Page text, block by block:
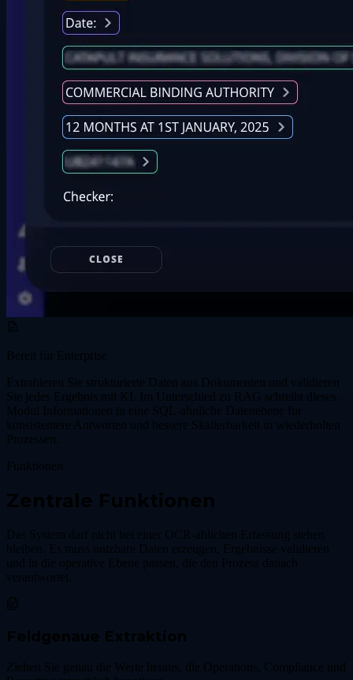
Bereit fur Enterprise
Extrahieren Sie strukturierte Daten aus Dokumenten und validieren
Sie jedes Ergebnis mit KI. Im Unterschied zu RAG schreibt dieses
Modul Informationen in eine SQL-ahnliche Datenebene fur
konsistentere Antworten und bessere Skalierbarkeit in wiederholten
Prozessen.
Funktionen
Zentrale Funktionen
Das System darf nicht bei einer OCR-ahlichen Erfassung stehen
bleiben. Es muss nutzbare Daten erzeugen, Ergebnisse validieren
und in die operative Ebene passen, die den Prozess danach
verantwortet.
Feldgenaue Extraktion
Ziehen Sie genau die Werte heraus, die Operations, Compliance und